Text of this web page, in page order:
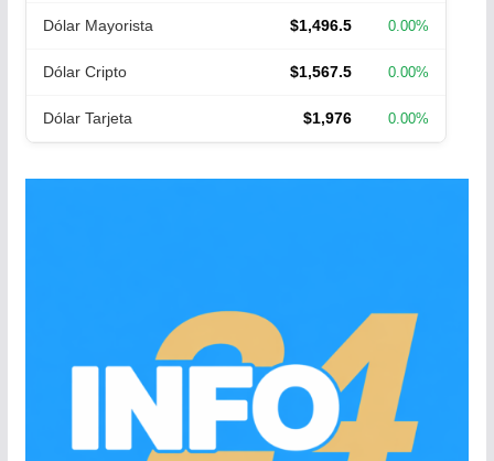
Dólar Mayorista $1,496.5 0.00%
Dólar Cripto $1,567.5 0.00%
Dólar Tarjeta $1,976 0.00%